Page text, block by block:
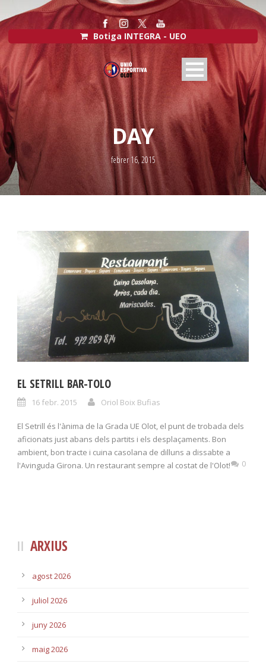
Botiga INTEGRA - UEO
DAY
febrer 16, 2015
EL SETRILL BAR-TOLO
16 febr. 2015 Oriol Boix Bufias
El Setrill és l'ànima de la Grada UE Olot, el punt de trobada dels
aficionats just abans dels partits i els desplaçaments. Bon
ambient, bon tracte i cuina casolana de dilluns a dissabte a
l'Avinguda Girona. Un restaurant sempre al costat de l'Olot!
0
ARXIUS
agost 2026
juliol 2026
juny 2026
maig 2026